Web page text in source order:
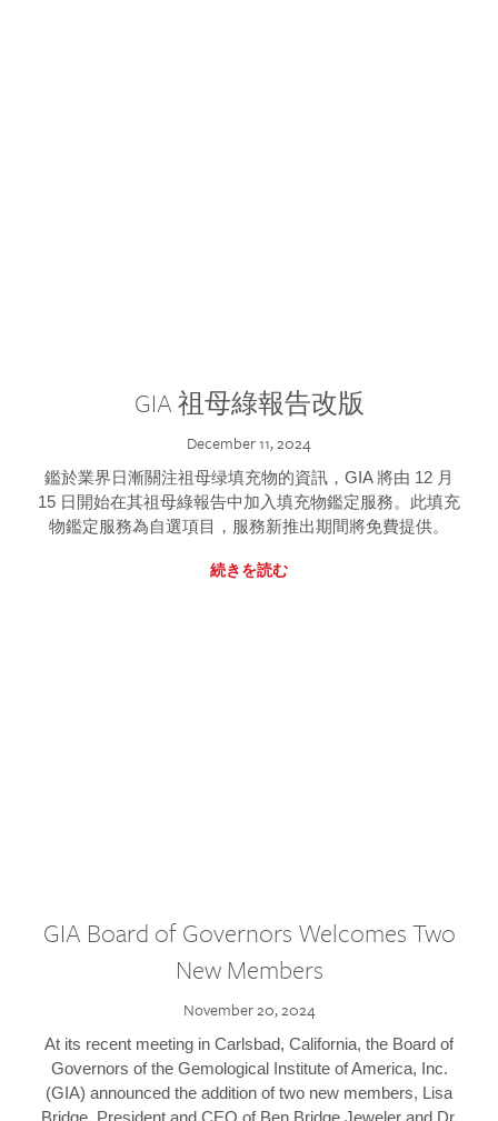
GIA 祖母綠報告改版
December 11, 2024
鑑於業界日漸關注祖母绿填充物的資訊，GIA 將由 12 月
15 日開始在其祖母綠報告中加入填充物鑑定服務。此填充
物鑑定服務為自選項目，服務新推出期間將免費提供。
続きを読む
GIA Board of Governors Welcomes Two
New Members
November 20, 2024
At its recent meeting in Carlsbad, California, the Board of
Governors of the Gemological Institute of America, Inc.
(GIA) announced the addition of two new members, Lisa